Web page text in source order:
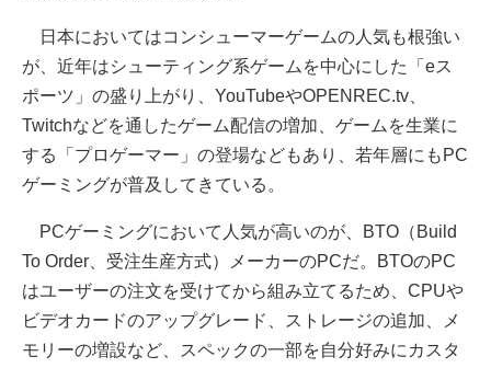
日本においてはコンシューマーゲームの人気も根強い
が、近年はシューティング系ゲームを中心にした「eス
ポーツ」の盛り上がり、YouTubeやOPENREC.tv、
Twitchなどを通したゲーム配信の増加、ゲームを生業に
する「プロゲーマー」の登場などもあり、若年層にもPC
ゲーミングが普及してきている。
PCゲーミングにおいて人気が高いのが、BTO（Build
To Order、受注生産方式）メーカーのPCだ。BTOのPC
はユーザーの注文を受けてから組み立てるため、CPUや
ビデオカードのアップグレード、ストレージの追加、メ
モリーの増設など、スペックの一部を自分好みにカスタ